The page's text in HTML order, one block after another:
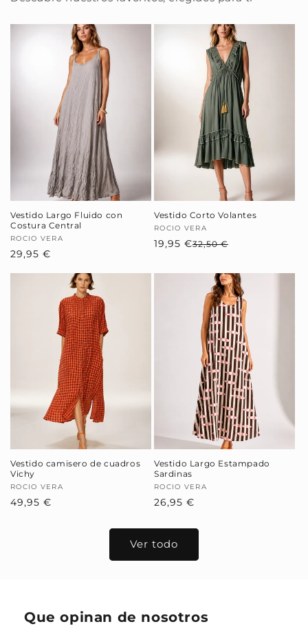
Vestido Largo Fluido con
Costura Central
Proveedor:
ROCIO VERA
Precio
29,95 €
Vestido Corto Volantes
Proveedor:
ROCIO VERA
32,50 €
oferta
19,95 €
Vestido camisero de cuadros
Vichy
Proveedor:
ROCIO VERA
Precio
49,95 €
Vestido Largo Estampado
Sardinas
Proveedor:
ROCIO VERA
Precio
26,95 €
Ver todo
Que opinan de nosotros